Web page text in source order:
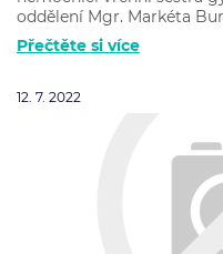
oddělení Mgr. Markéta
Přečtěte si více
12. 7. 2022